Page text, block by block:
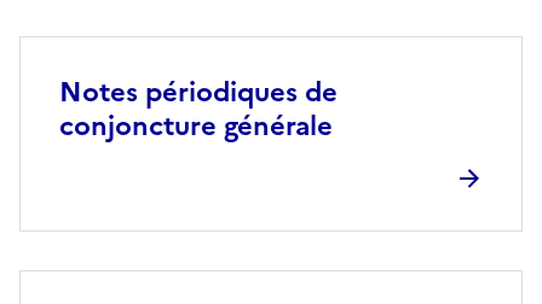
Notes périodiques de
conjoncture générale